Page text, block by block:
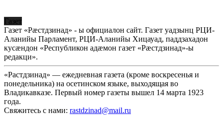
Газет
Газет «Рæстдзинад» - ы официалон сайт. Газет уадзынц РЦИ-
Аланийы Парламент, РЦИ-Аланийы Хицауад, паддзахадон
кусæндон «Республикон адæмон газет «Рæстдзинад»-ы
редакци».
«Растдзинад» — ежедневная газета (кроме воскресенья и
понедельника) на осетинском языке, выходящая во
Владикавказе. Первый номер газеты вышел 14 марта 1923
года.
Свяжитесь с нами: rastdzinad@mail.ru